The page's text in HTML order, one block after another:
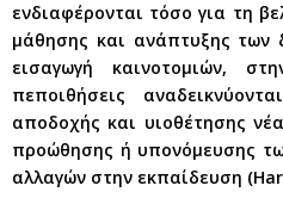
ενδιαφέρονται τόσο για τη
μάθησης και ανάπτυξης των
εισαγωγή καινοτομιών,
πεποιθήσεις
αποδοχής και υιοθέτησης
προώθησης ή υπονόμευσης
αλλαγών στην εκπαίδευση